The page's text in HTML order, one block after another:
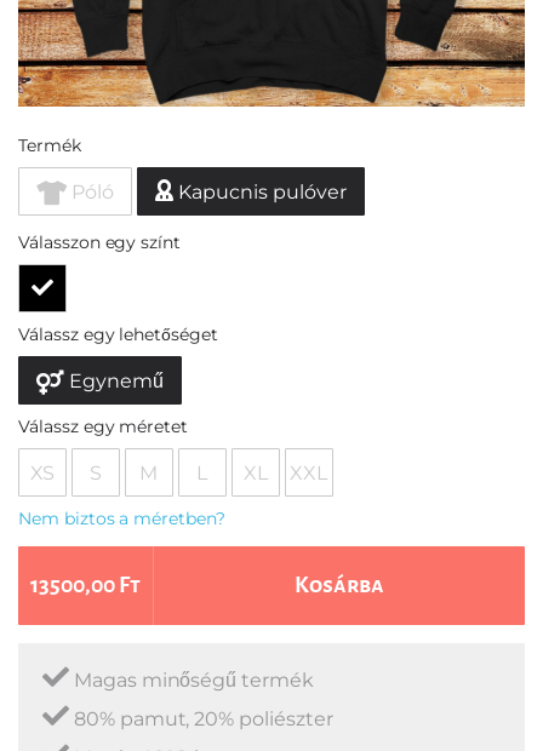
Termék
Póló Kapucnis pulóver
Válasszon egy színt
Válassz egy lehetőséget
Egynemű
Válassz egy méretet
XS S M L XL XXL
Nem biztos a méretben?
13500,00 Ft Kosárba
Magas minőségű termék
80% pamut, 20% poliészter